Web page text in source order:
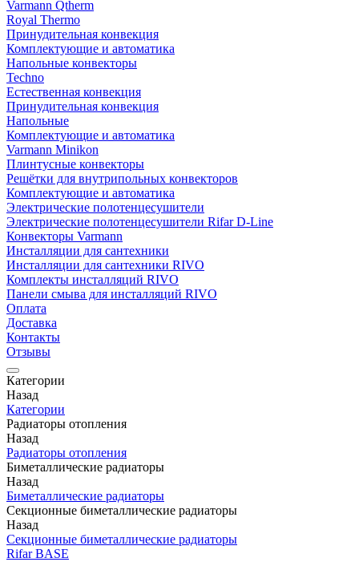
Varmann Qtherm
Royal Thermo
Принудительная конвекция
Комплектующие и автоматика
Напольные конвекторы
Techno
Естественная конвекция
Принудительная конвекция
Напольные
Комплектующие и автоматика
Varmann Minikon
Плинтусные конвекторы
Решётки для внутрипольных конвекторов
Комплектующие и автоматика
Электрические полотенцесушители
Электрические полотенцесушители Rifar D-Line
Конвекторы Varmann
Инсталляции для сантехники
Инсталляции для сантехники RIVO
Комплекты инсталляций RIVO
Панели смыва для инсталляций RIVO
Оплата
Доставка
Контакты
Отзывы
Категории
Назад
Категории
Радиаторы отопления
Назад
Радиаторы отопления
Биметаллические радиаторы
Назад
Биметаллические радиаторы
Секционные биметаллические радиаторы
Назад
Секционные биметаллические радиаторы
Rifar BASE